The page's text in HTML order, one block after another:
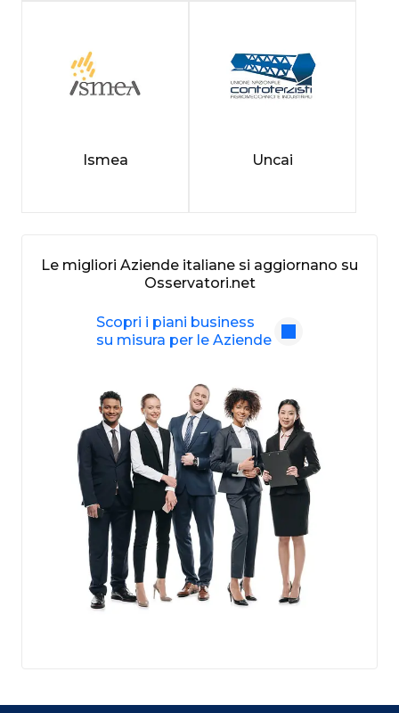
Le migliori Aziende italiane si aggiornano su
Osservatori.net
Scopri i piani business
su misura per le Aziende
Ismea Uncai